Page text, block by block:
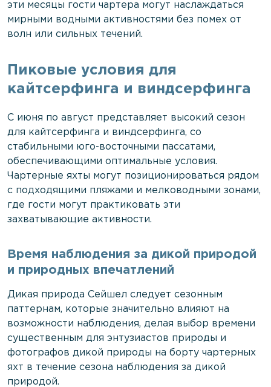
эти месяцы гости чартера могут наслаждаться
мирными водными активностями без помех от
волн или сильных течений.
Пиковые условия для
кайтсерфинга и виндсерфинга
С июня по август представляет высокий сезон
для кайтсерфинга и виндсерфинга, со
стабильными юго-восточными пассатами,
обеспечивающими оптимальные условия.
Чартерные яхты могут позиционироваться рядом
с подходящими пляжами и мелководными зонами,
где гости могут практиковать эти
захватывающие активности.
Время наблюдения за дикой природой
и природных впечатлений
Дикая природа Сейшел следует сезонным
паттернам, которые значительно влияют на
возможности наблюдения, делая выбор времени
существенным для энтузиастов природы и
фотографов дикой природы на борту чартерных
яхт в течение сезона наблюдения за дикой
природой.